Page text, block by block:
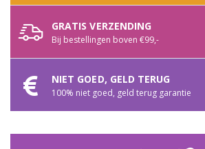
GRATIS VERZENDING
Bij bestellingen boven €99,-
NIET GOED, GELD TERUG
100% niet goed, geld terug garantie